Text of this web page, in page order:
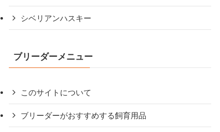
シベリアンハスキー
ブリーダーメニュー
このサイトについて
ブリーダーがおすすめする飼育用品